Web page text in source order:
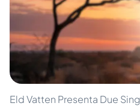
Eld Vatten Presenta Due